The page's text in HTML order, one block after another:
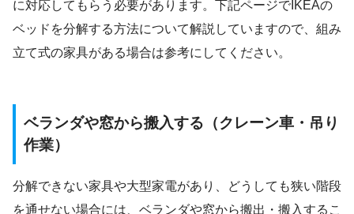
に対応してもらう必要があります。下記ページでIKEAの
ベッドを分解する方法について解説していますので、組み
立て式の家具がある場合は参考にしてください。
ベランダや窓から搬入する（クレーン車・吊り
作業）
分解できない家具や大型家電があり、どうしても狭い階段
を通せない場合には、ベランダや窓から搬出・搬入するこ